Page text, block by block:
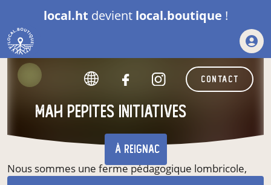
local.ht devient local.boutique !
contact
mah pepites initiatives
à Reignac
Nous sommes une ferme pédagogique lombricole,
située en Haute-Gironde (33). Notre objectif est que le